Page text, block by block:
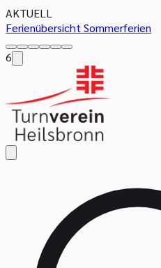
AKTUELL
Ferienübersicht Sommerferien
6